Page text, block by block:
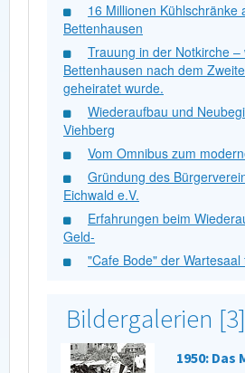
16 Millionen Kühlschränke
Bettenhausen
Trauung in der Notkirche –
Bettenhausen nach dem
geheiratet wurde.
Wiederaufbau und
Viehberg
Vom Omnibus zum
Gründung des
Eichwald e.V.
Erfahrungen beim
Geld-
"Cafe Bode" der
Bildergalerien [3]
1950: Das